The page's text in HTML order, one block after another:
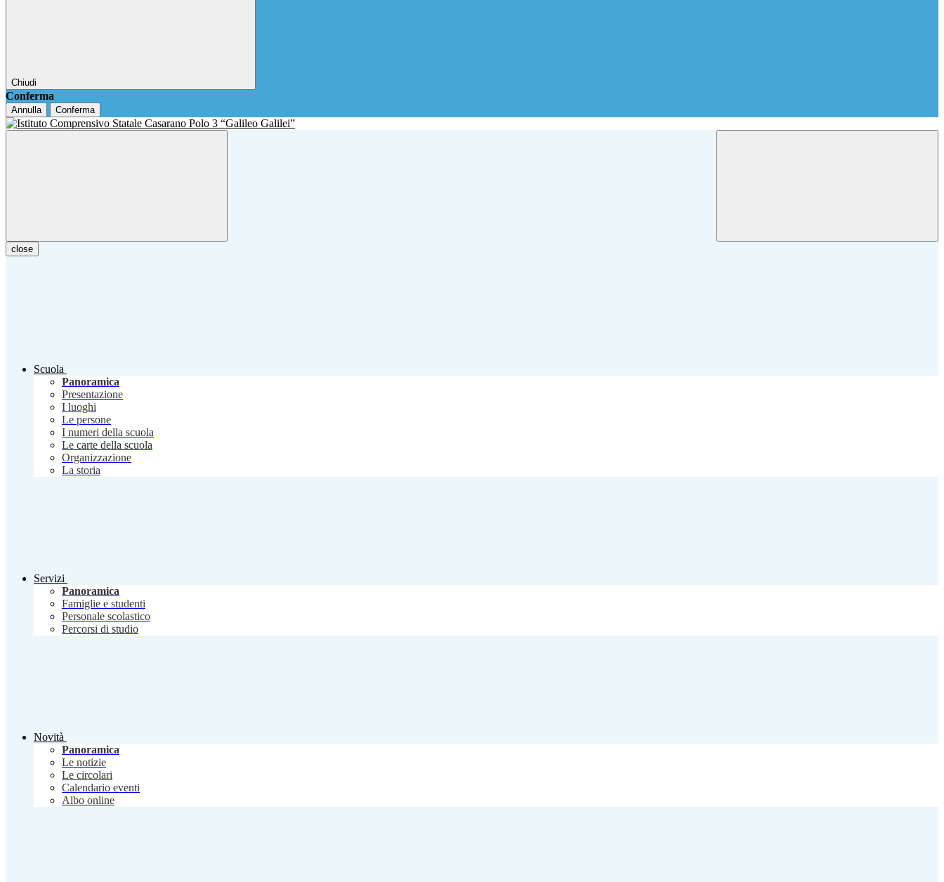
Chiudi
Conferma
Annulla Conferma
close
Scuola
Panoramica
Presentazione
I luoghi
Le persone
I numeri della scuola
Le carte della scuola
Organizzazione
La storia
Servizi
Panoramica
Famiglie e studenti
Personale scolastico
Percorsi di studio
Novità
Panoramica
Le notizie
Le circolari
Calendario eventi
Albo online